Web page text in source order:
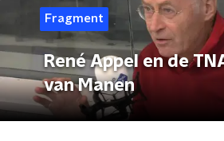
Fragment
René Appel en de
van Manen